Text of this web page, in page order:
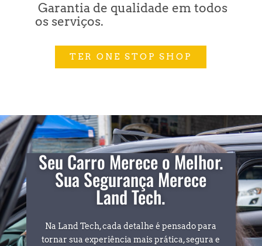
Garantia de qualidade em todos
os serviços.
TER ONE STOP SHOP
Seu Carro Merece o Melhor.
Sua Segurança Merece
Land Tech.
Na Land Tech, cada detalhe é pensado para
tornar sua experiência mais prática, segura e